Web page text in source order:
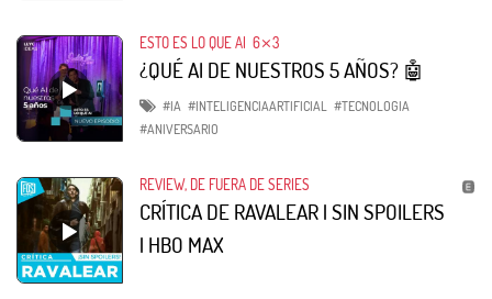
ESTO ES LO QUE AI 6⨯3
¿QUÉ AI DE NUESTROS 5 AÑOS? 🤖
#IA #INTELIGENCIAARTIFICIAL
#TECNOLOGIA
#ANIVERSARIO
REVIEW, DE FUERA DE SERIES
CRÍTICA DE RAVALEAR | SIN SPOILERS
| HBO MAX